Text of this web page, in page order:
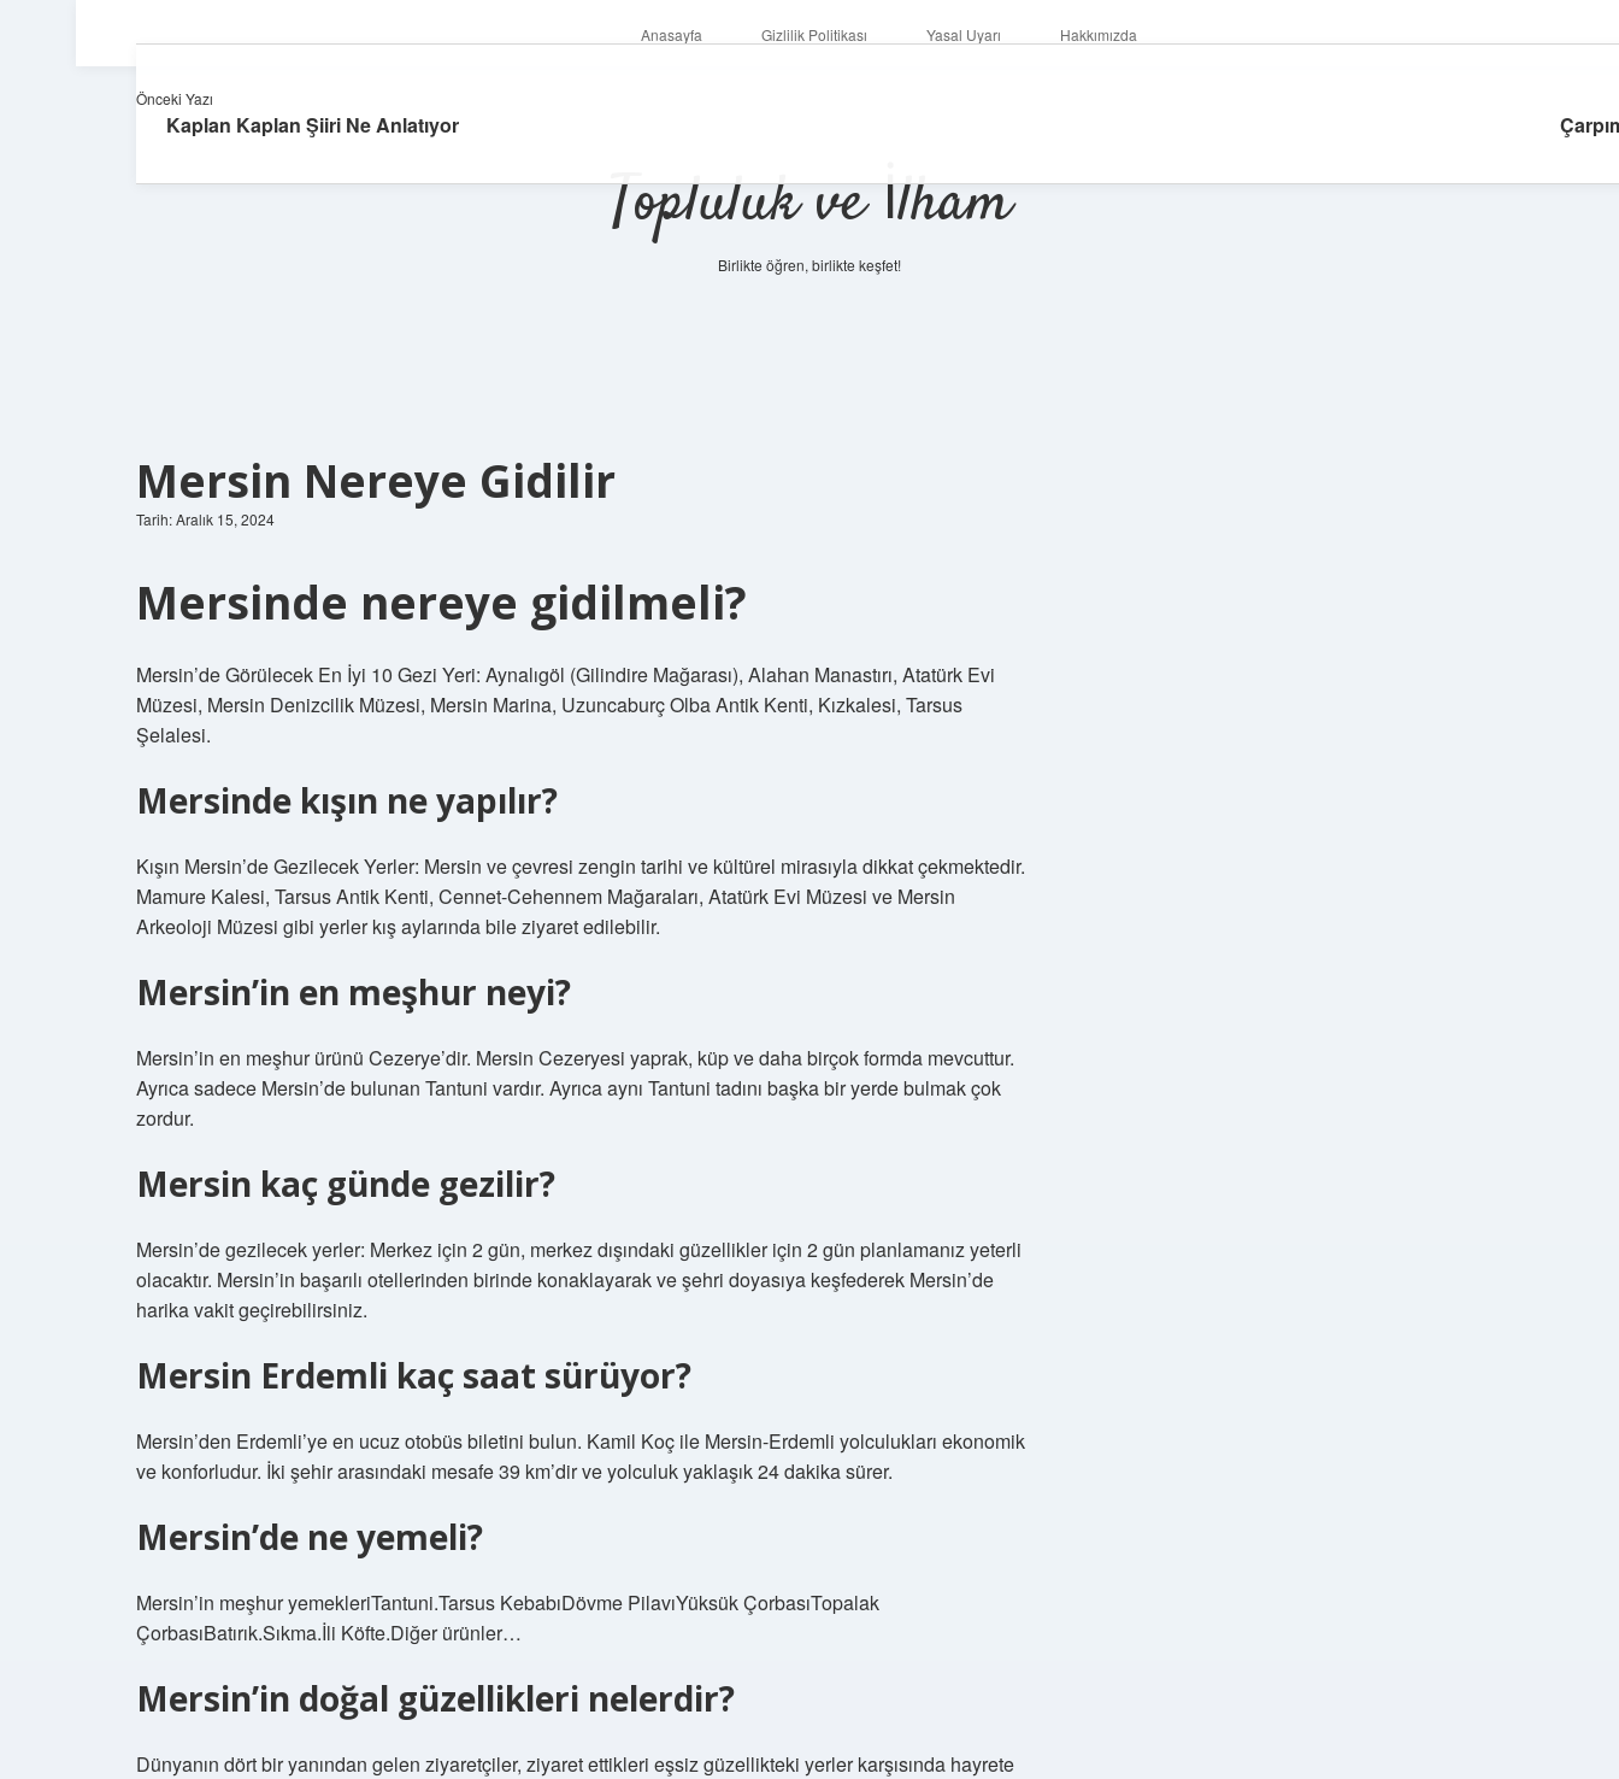
Anasayfa Gizlilik Politikası Yasal Uyarı Hakkımızda
Topluluk ve İlham
Birlikte öğren, birlikte keşfet!
Mersin Nereye Gidilir
Tarih: Aralık 15, 2024
Mersinde nereye gidilmeli?
Mersin’de Görülecek En İyi 10 Gezi Yeri: Aynalıgöl (Gilindire Mağarası), Alahan Manastırı, Atatürk Evi
Müzesi, Mersin Denizcilik Müzesi, Mersin Marina, Uzuncaburç Olba Antik Kenti, Kızkalesi, Tarsus
Şelalesi.
Mersinde kışın ne yapılır?
Kışın Mersin’de Gezilecek Yerler: Mersin ve çevresi zengin tarihi ve kültürel mirasıyla dikkat çekmektedir.
Mamure Kalesi, Tarsus Antik Kenti, Cennet-Cehennem Mağaraları, Atatürk Evi Müzesi ve Mersin
Arkeoloji Müzesi gibi yerler kış aylarında bile ziyaret edilebilir.
Mersin’in en meşhur neyi?
Mersin’in en meşhur ürünü Cezerye’dir. Mersin Cezeryesi yaprak, küp ve daha birçok formda mevcuttur.
Ayrıca sadece Mersin’de bulunan Tantuni vardır. Ayrıca aynı Tantuni tadını başka bir yerde bulmak çok
zordur.
Mersin kaç günde gezilir?
Mersin’de gezilecek yerler: Merkez için 2 gün, merkez dışındaki güzellikler için 2 gün planlamanız yeterli
olacaktır. Mersin’in başarılı otellerinden birinde konaklayarak ve şehri doyasıya keşfederek Mersin’de
harika vakit geçirebilirsiniz.
Mersin Erdemli kaç saat sürüyor?
Mersin’den Erdemli’ye en ucuz otobüs biletini bulun. Kamil Koç ile Mersin-Erdemli yolculukları ekonomik
ve konforludur. İki şehir arasındaki mesafe 39 km’dir ve yolculuk yaklaşık 24 dakika sürer.
Mersin’de ne yemeli?
Mersin’in meşhur yemekleriTantuni.Tarsus KebabıDövme PilavıYüksük ÇorbasıTopalak
ÇorbasıBatırık.Sıkma.İli Köfte.Diğer ürünler…
Mersin’in doğal güzellikleri nelerdir?
Dünyanın dört bir yanından gelen ziyaretçiler, ziyaret ettikleri eşsiz güzellikteki yerler karşısında hayrete
Önceki Yazı
Kaplan Kaplan Şiiri Ne Anlatıyor